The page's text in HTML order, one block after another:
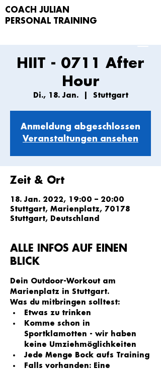
COACH JULIAN
PERSONAL TRAIN
ING
HIIT - 0711 After
Hour
Di., 18. Jan.
  |
Stuttgart
Anmeldung abgeschlossen
Veranstaltungen ansehen
Zeit & Ort
18. Jan. 2022, 19:00 – 20:00
Stuttgart, Marienplatz, 70178
Stuttgart, Deutschland
ALLE INFOS AUF EINEN
BLICK
Dein Outdoor-Workout am
Marienplatz in Stuttgart.
Was du mitbringen solltest:
Etwas zu trinken
Komme schon in
Sportklamotten - wir haben
keine Umziehmöglichkeiten
Jede Menge Bock aufs Training
Falls vorhanden: Eine